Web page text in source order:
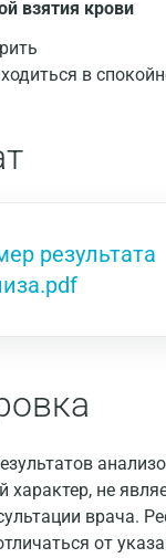
взятия крови
в
результата
не
врача.
от